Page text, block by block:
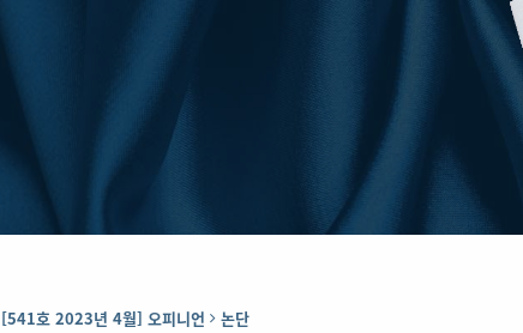
[541호 2023년 4월] 오피니언 논단